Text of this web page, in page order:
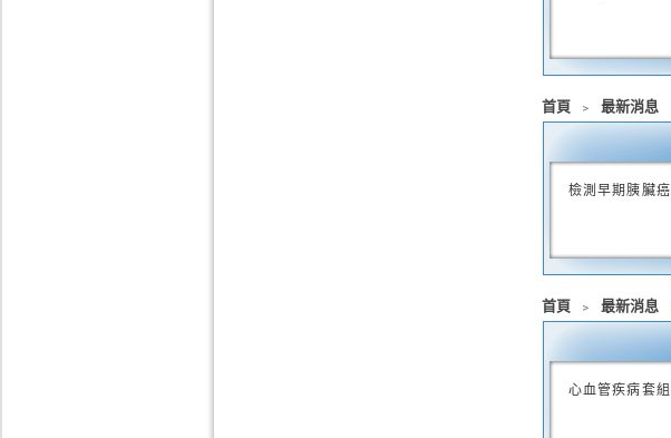
首頁 ﹥ 最新消息
檢測早期胰臟
首頁 ﹥ 最新消息
心血管疾病套